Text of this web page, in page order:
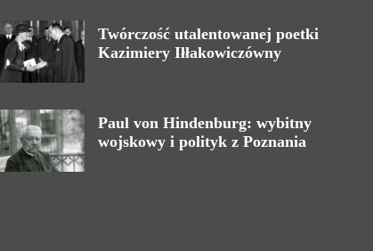
Twórczość utalentowanej poetki
Kazimiery Iłłakowiczówny
Paul von Hindenburg: wybitny
wojskowy i polityk z Poznania